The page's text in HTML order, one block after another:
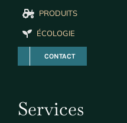
PRODUITS
ÉCOLOGIE
CONTACT
Services